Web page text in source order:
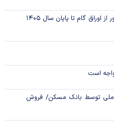
استفاده واردکنندگان اقلام سلامت‌محور از اوراق گام تا پایان سال ۱۴۰۵
است
نهضت ملی توسط بانک مسکن/ فروش